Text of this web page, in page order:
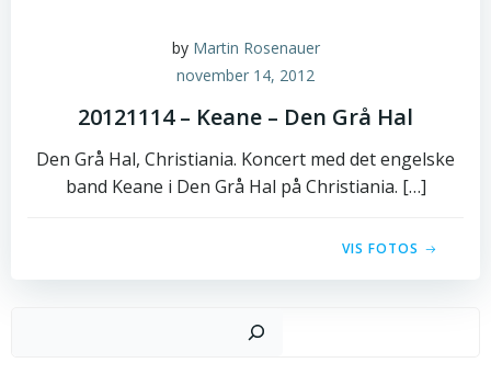
by Martin Rosenauer
november 14, 2012
20121114 – Keane – Den Grå Hal
Den Grå Hal, Christiania. Koncert med det engelske
band Keane i Den Grå Hal på Christiania. […]
VIS FOTOS